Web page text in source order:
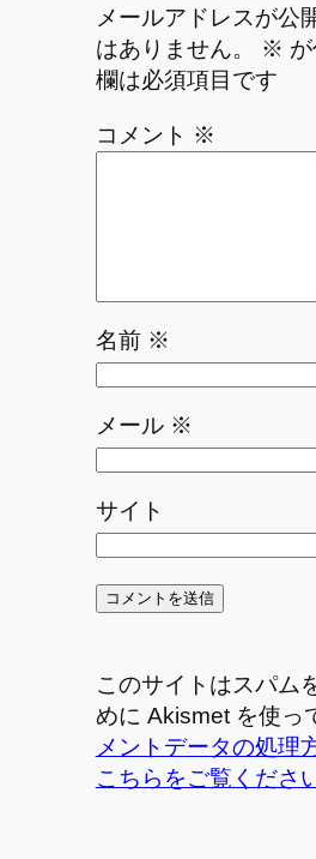
メールアドレスが公
はありません。
※
欄は必須項目です
コメント ※
名前 ※
メール ※
サイト
このサイトはスパム
めに Akismet を使っ
メントデータの処理
こちらをご覧くださ